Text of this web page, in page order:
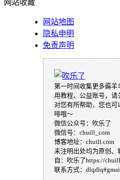
网站收藏
网站地图
隐私申明
免责声明
第一时间收集更多薅
用教程、公益账号，
对您有所帮助，您也
啡哦～
微信公众号：吹乐了
微信号：chuill_com
博客地址：chuill.com
未注明出处均为原创、
自：吹乐了https://
联系方式：